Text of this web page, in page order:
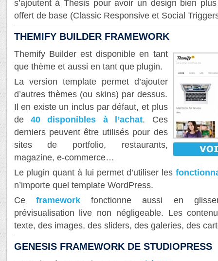
s’ajoutent à Thesis pour avoir un design bien
offert de base (Classic Responsive et Social
THEMIFY BUILDER FRAMEWORK
Themify Builder est disponible en tant
que thème et aussi en tant que plugin.
La version template permet d’ajouter
d’autres thèmes (ou skins) par dessus.
Il en existe un inclus par défaut, et plus
de 40 disponibles à l’achat. Ces
derniers peuvent être utilisés pour des
sites de portfolio, restaurants,
magazine, e-commerce…
Le plugin quant à lui permet d’utiliser les
n’importe quel template WordPress.
Ce frameworkfonctionne aussi en
prévisualisation live non négligeable. Les
texte, des images, des sliders, des galeries, des
GENESIS FRAMEWORK DE STUDIOPRESS